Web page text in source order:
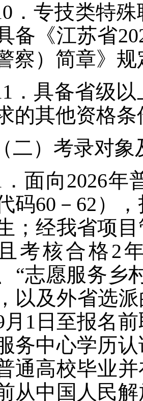
．专技类特
备《江苏省
察）简章》
．具备省级
的其他资格条
（二）考录对
．面向2026年
码60－62）
；经我省项
考核合格2
“志愿服务乡
以及外省选
月1日至报名
务中心学历
通高校毕业
从中国人民